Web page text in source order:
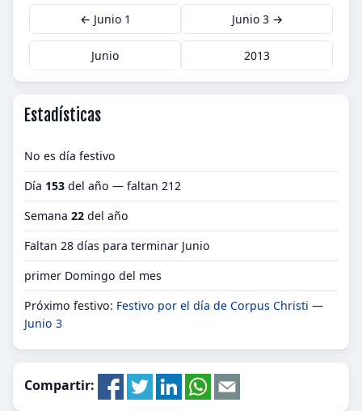
← Junio 1 Junio 3 →
Junio 2013
Estadísticas
No es día festivo
Día 153 del año — faltan 212
Semana 22 del año
Faltan 28 días para terminar Junio
primer Domingo del mes
Próximo festivo: Festivo por el día de Corpus Christi —
Junio 3
Compartir: